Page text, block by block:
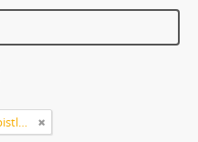
Carl Michael Bellman: Fredmans epistlar och sånger m.fl. Bellman-texter